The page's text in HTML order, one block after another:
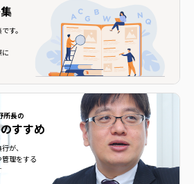
す。
に
所長の
すすめ
が、
管理をする